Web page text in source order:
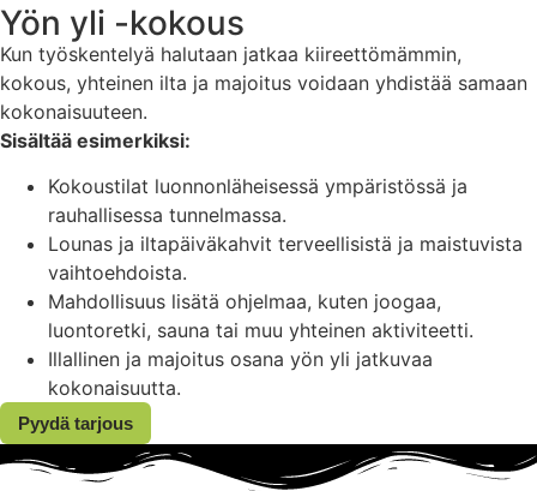
Yön yli -kokous
Kun työskentelyä halutaan jatkaa kiireettömämmin,
kokous, yhteinen ilta ja majoitus voidaan yhdistää samaan
kokonaisuuteen.
Sisältää esimerkiksi:
Kokoustilat luonnonläheisessä ympäristössä ja
rauhallisessa tunnelmassa.
Lounas ja iltapäiväkahvit terveellisistä ja maistuvista
vaihtoehdoista.
Mahdollisuus lisätä ohjelmaa, kuten joogaa,
luontoretki, sauna tai muu yhteinen aktiviteetti.
Illallinen ja majoitus osana yön yli jatkuvaa
kokonaisuutta.
Pyydä tarjous